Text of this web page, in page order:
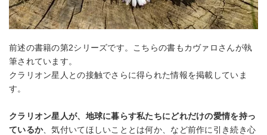
前述の書籍の第2シリーズです。こちらの書もカヴァロさんが執
筆されています。
クラリオン星人との接触でさらに得られた情報を掲載していま
す。
クラリオン星人が、地球に暮らす私たちにどれだけの愛情を持っ
ているか、気付いてほしいこととは何か、など前作に引き続き心